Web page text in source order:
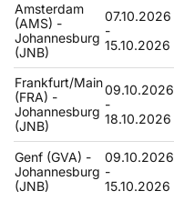
Amsterdam
(AMS) -
Johannesburg
(JNB)
07.10.2026
-
15.10.2026
Frankfurt/Main
(FRA) -
Johannesburg
(JNB)
09.10.2026
-
18.10.2026
Genf (GVA) -
Johannesburg
(JNB)
09.10.2026
-
15.10.2026